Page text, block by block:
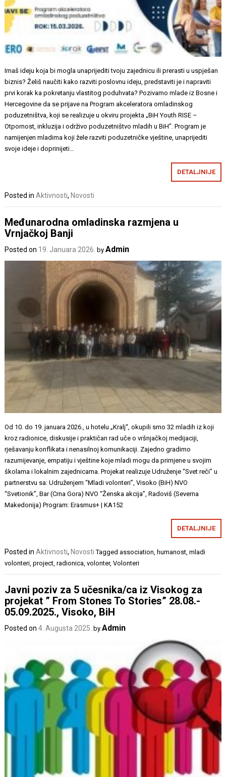
Imaš ideju koja bi mogla unaprijediti tvoju zajednicu ili prerasti u uspješan
biznis? Želiš naučiti kako razviti poslovnu ideju, predstaviti je i napraviti
prvi korak ka pokretanju vlastitog poduhvata? Pozivamo mlade iz Bosne i
Hercegovine da se prijave na Program akceleratora omladinskog
poduzetništva, koji se realizuje u okviru projekta „BiH Youth RISE –
Otpornost, inkluzija i održivo poduzetništvo mladih u BiH”. Program je
namijenjen mladima koji žele razviti poduzetničke vještine, unaprijediti
svoje ideje i doprinijeti…
DETALJNIJE
Posted inAktivnosti, Novosti
Međunarodna omladinska razmjena u
Vrnjačkoj Banji
Posted on 19. Januara 2026. byAdmin
Od 10. do 19. januara 2026., u hotelu „Kralj“, okupili smo 32 mladih iz koji
kroz radionice, diskusije i praktičan rad uče o vršnjačkoj medijaciji,
rješavanju konflikata i nenasilnoj komunikaciji. Zajedno gradimo
razumijevanje, empatiju i vještine koje mladi mogu da primjene u svojim
školama i lokalnim zajednicama. Projekat realizuje Udruženje “Svet reči” u
partnerstvu sa: Udruženjem “Mladi volonteri”, Visoko (BiH) NVO
“Svetionik”, Bar (Crna Gora) NVO “Ženska akcija”, Radoviš (Severna
Makedonija) Program: Erasmus+ | KA152
DETALJNIJE
Posted inAktivnosti, Novosti Taggedassociation ,humanost ,mladi
volonteri ,project ,radionica ,volonter,Volonteri
Javni poziv za 5 učesnika/ca iz Visokog za
projekat ” From Stones To Stories” 28.08.-
05.09.2025., Visoko, BiH
Posted on4. Augusta 2025. byAdmin